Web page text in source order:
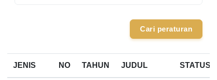
Cari peraturan
JENIS NO TAHUN JUDUL STATUS